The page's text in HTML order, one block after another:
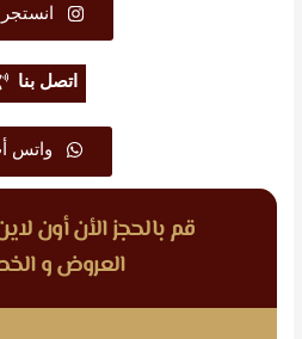
اتصل بنا
واتس
قم بالحجز الأن أون
العروض و